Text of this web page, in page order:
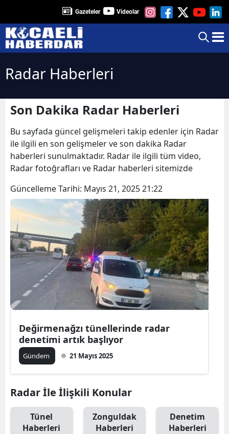
Gazeteler Videolar
Radar Haberleri
Son Dakika Radar Haberleri
Bu sayfada güncel gelişmeleri takip edenler için Radar
ile ilgili en son gelişmeler ve son dakika Radar
haberleri sunulmaktadır. Radar ile ilgili tüm video,
Radar fotoğrafları ve Radar haberleri sitemizde
Güncelleme Tarihi: Mayıs 21, 2025 21:22
Değirmenağzı tünellerinde radar
denetimi artık başlıyor
Gündem 21 Mayıs 2025
Radar İle İlişkili Konular
Tünel
Haberleri
Zonguldak
Haberleri
Denetim
Haberleri